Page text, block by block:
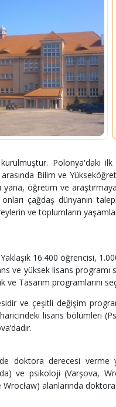
Polonya'daki
Bilim ve
öğretim ve
çağdaş dünyanın
ve toplumların
16.400 öğrencisi,
ve yüksek lisans programı
ve Tasarım programlarını
ve çeşitli değişim
lisans bölümleri
doktora derecesi verme
ve psikoloji (Varşova,
alanlarında